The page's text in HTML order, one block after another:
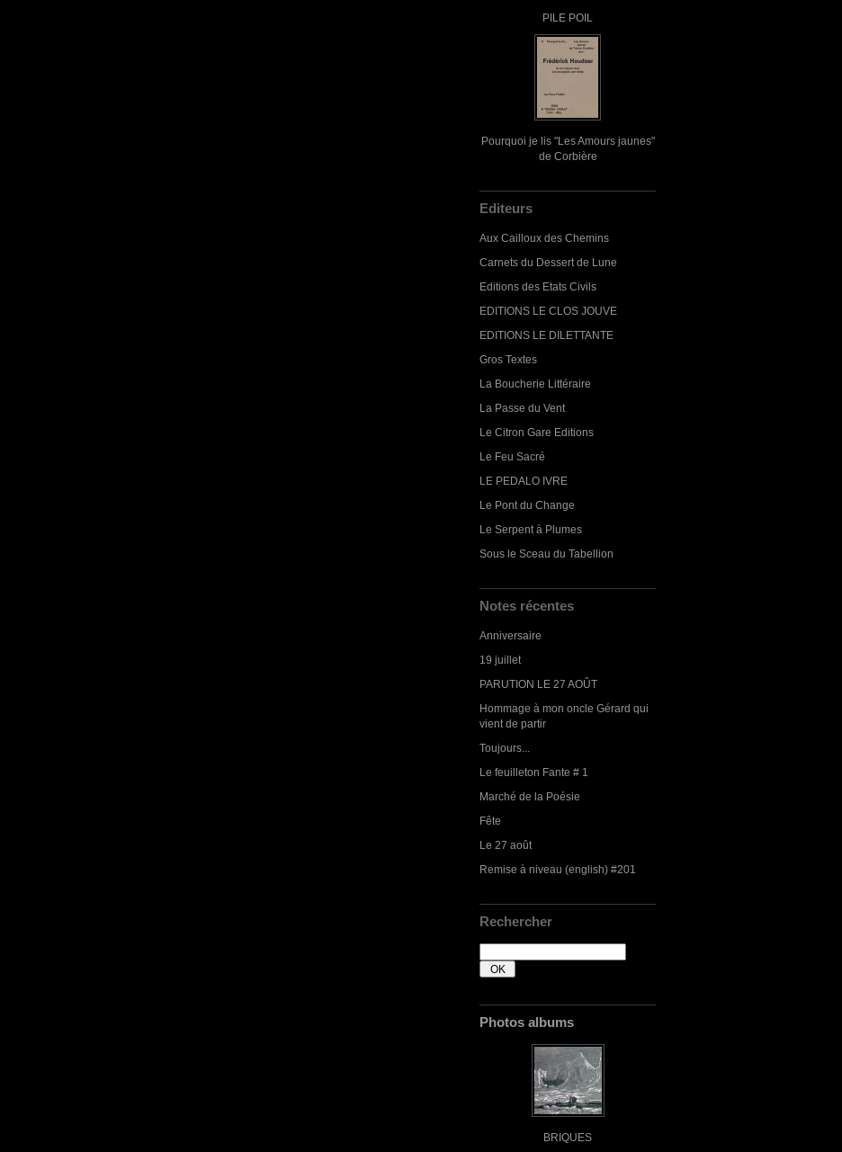
PILE POIL
Pourquoi je lis "Les Amours jaunes"
de Corbière
Editeurs
Aux Cailloux des Chemins
Carnets du Dessert de Lune
Editions des Etats Civils
EDITIONS LE CLOS JOUVE
EDITIONS LE DILETTANTE
Gros Textes
La Boucherie Littéraire
La Passe du Vent
Le Citron Gare Editions
Le Feu Sacré
LE PEDALO IVRE
Le Pont du Change
Le Serpent à Plumes
Sous le Sceau du Tabellion
Notes récentes
Anniversaire
19 juillet
PARUTION LE 27 AOÛT
Hommage à mon oncle Gérard qui
vient de partir
Toujours...
Le feuilleton Fante # 1
Marché de la Poésie
Fête
Le 27 août
Remise à niveau (english) #201
Rechercher
Photos albums
BRIQUES